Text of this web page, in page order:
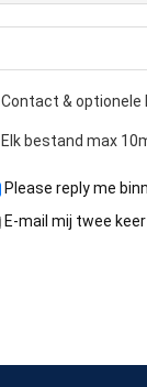
Contact & optionele
Elk bestand max
Please reply me
E-mail mij twee